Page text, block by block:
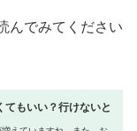
んでみてください
てもいい？行けないと